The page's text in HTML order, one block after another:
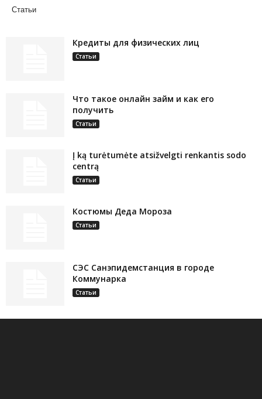
Статьи
Кредиты для физических лиц
Статьи
Что такое онлайн займ и как его
получить
Статьи
Į ką turėtumėte atsižvelgti renkantis sodo
centrą
Статьи
Костюмы Деда Мороза
Статьи
СЭС Санэпидемстанция в городе
Коммунарка
Статьи